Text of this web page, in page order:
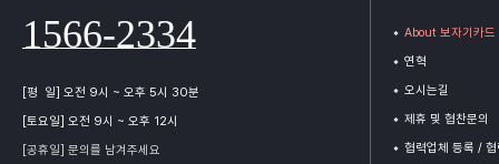
1566-2334
[평 일] 오전 9시 ~ 오후 5시 30분
[토요일] 오전 9시 ~ 오후 12시
[공휴일] 문의를 남겨주세요
About 보자기카드
연혁
오시는길
제휴 및 협찬문의
협력업체 등록 /